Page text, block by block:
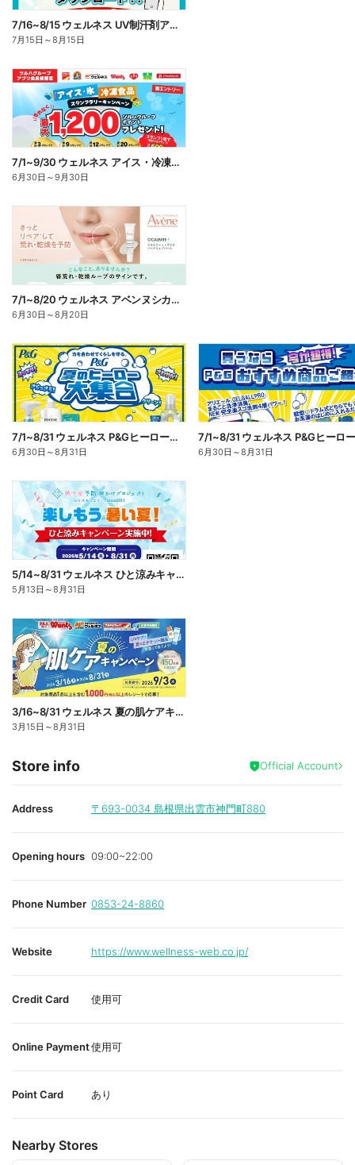
7/16~8/15 ウェルネス UV制汗剤アプリ企画
7月15日 ～8月15日
7/1~9/30 ウェルネス アイス・冷凍食品スタンプラリーキャンペーン企画
6月30日 ～9月30日
7/1~8/20 ウェルネス アベンヌシカリップ予約
6月30日 ～8月20日
7/1~8/31 ウェルネス P&Gヒーロー大集合キャンペーン企画―1
6月30日 ～8月31日 6月30日 ～8月31日
5/14~8/31 ウェルネス ひと涼みキャンペーン
5月13日 ～8月31日
3/16~8/31 ウェルネス 夏の肌ケアキャンペーン
3月15日 ～8月31日
Store info Official Account
Address 〒693-0034 島根県出雲市神門町880
Opening hours 09:00~22:00
Phone Number 0853-24-8860
Website https://www.wellness-web.co.jp/
Credit Card 使用可
Online Payment使用可
Point Card あり
Nearby Stores